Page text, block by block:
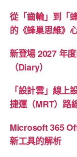
從「齒輪」到「
的《蜂巢思維》
新登場 2027 年
（Diary）
「設計雲」線上
捷運（MRT）路
Microsoft 365
新工具的解析